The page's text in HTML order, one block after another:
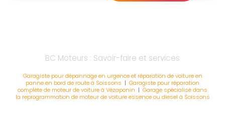
BC Moteurs : Savoir-faire et services
Garagiste pour dépannage en urgence et réparation de voiture en
panne en bord de route à Soissons | Garagiste pour réparation
complète de moteur de voiture à Vézaponin | Garage spécialisé dans
la reprogrammation de moteur de voiture essence ou diesel à Soissons